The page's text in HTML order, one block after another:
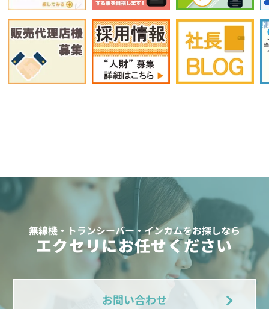
無線機・トランシーバー・インカムをお探しなら
エクセリにお任せください
お問い合わせ